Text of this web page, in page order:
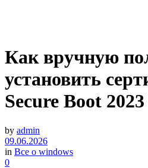
Как вручную
установить
Secure Boot 2023
by admin
09.06.2026
in Все о windows
0